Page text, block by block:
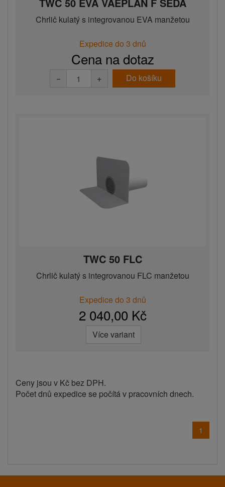
TWC 50 EVA VAEPLAN F ŠEDÁ
Chrlič kulatý s integrovanou EVA manžetou
Expedice do 3 dnů
Cena na dotaz
− + Do košíku
TWC 50 FLC
Chrlič kulatý s integrovanou FLC manžetou
Expedice do 3 dnů
2 040,00 Kč
Více variant
Ceny jsou v Kč bez DPH.
Počet dnů expedice se počítá v pracovních dnech.
1